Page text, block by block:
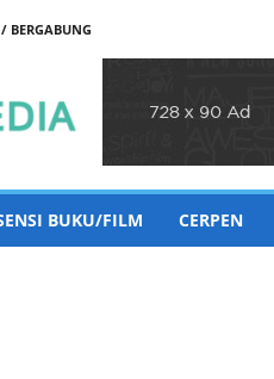
BERGABUNG
BUKU/FILM CERPEN